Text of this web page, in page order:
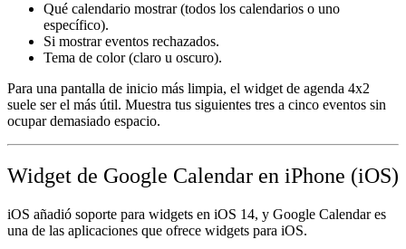
Qué calendario mostrar (todos los calendarios o uno
específico).
Si mostrar eventos rechazados.
Tema de color (claro u oscuro).
Para una pantalla de inicio más limpia, el widget de agenda 4x2
suele ser el más útil. Muestra tus siguientes tres a cinco eventos sin
ocupar demasiado espacio.
Widget de Google Calendar en iPhone (iOS)
iOS añadió soporte para widgets en iOS 14, y Google Calendar es
una de las aplicaciones que ofrece widgets para iOS.